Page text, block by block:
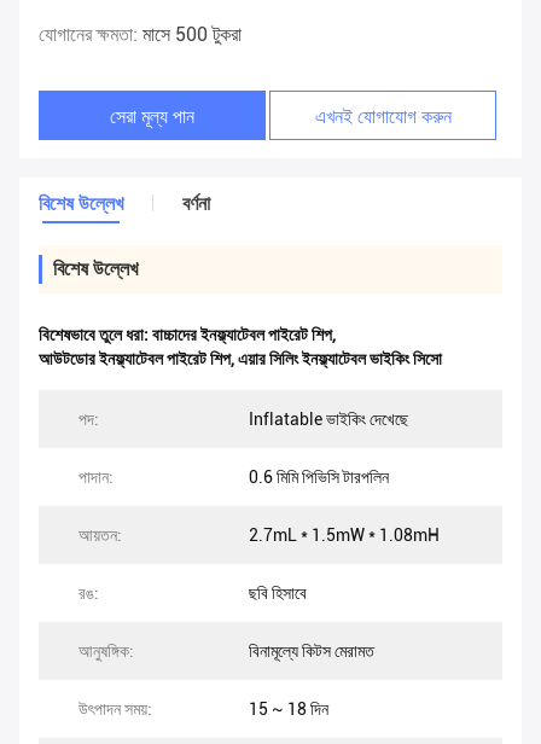
যোগানের ক্ষমতা: মাসে 500 টুকরা
সেরা মূল্য পান এখনই যোগাযোগ করুন
বিশেষ উল্লেখ বর্ণনা
বিশেষ উল্লেখ
বিশেষভাবে তুলে ধরা: বাচ্চাদের ইনফ্ল্যাটেবল পাইরেট শিপ,
আউটডোর ইনফ্ল্যাটেবল পাইরেট শিপ,এয়ার সিলিং ইনফ্ল্যাটেবল ভাইকিং সিসো
পদ: Inflatable ভাইকিং দেখেছে
পাদান: 0.6 মিমি পিভিসি টারপলিন
আয়তন: 2.7mL * 1.5mW * 1.08mH
রঙ: ছবি হিসাবে
আনুষঙ্গিক: বিনামূল্যে কিটস মেরামত
উৎপাদন সময়: 15 ~ 18 দিন